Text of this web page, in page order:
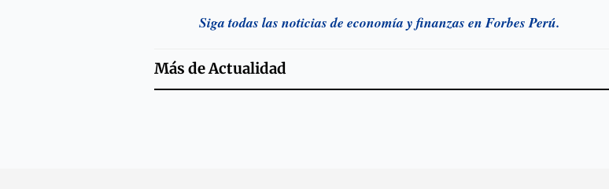
Siga todas las noticias de economía y finanzas en Forbes Perú.
Más deActualidad